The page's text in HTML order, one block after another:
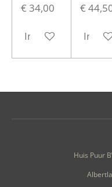
€ 34,00
In winkelwagen
€
In
Huis Puur